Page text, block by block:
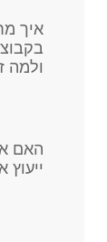
איך
ולמה
האם
ייעוץ